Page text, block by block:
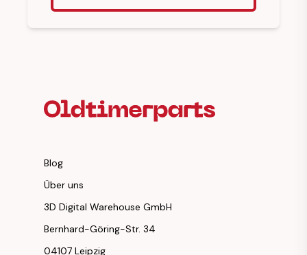
Blog
Über uns
3D Digital Warehouse GmbH
Bernhard-Göring-Str. 34
04107 Leipzig